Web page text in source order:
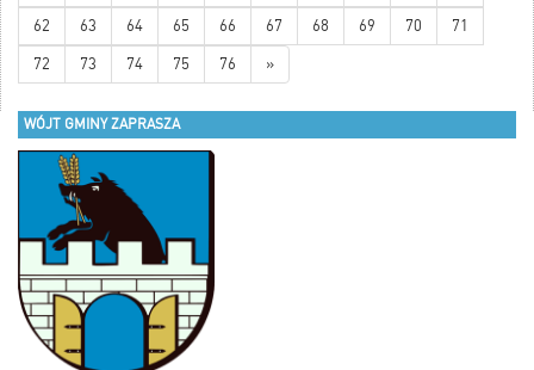
62 63 64 65 66 67 68 69 70 71
72 73 74 75 76 »
WÓJT GMINY ZAPRASZA